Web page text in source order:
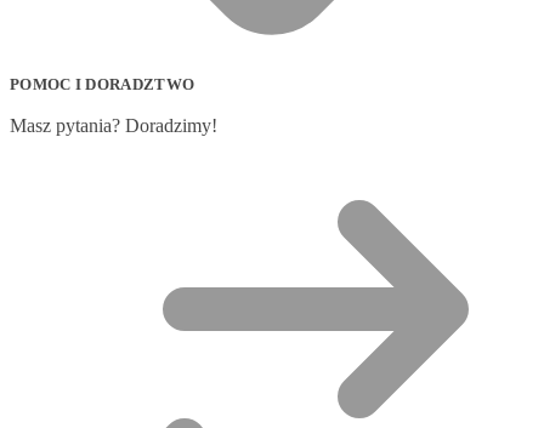
POMOC I DORADZTWO
Masz pytania? Doradzimy!